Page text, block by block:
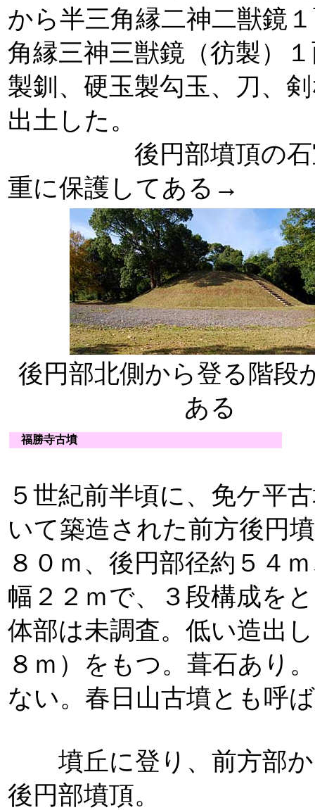
から半三角縁二神二獣鏡
角縁三神三獣鏡（彷製）
製釧、硬玉製勾玉、刀、
出土した。
後円部墳頂の石
重に保護してある→
後円部北側から登る階段
ある
福勝寺古墳
５世紀前半頃に、免ケ平
いて築造された前方後円
８０ｍ、後円部径約５４
幅２２ｍで、３段構成を
体部は未調査。低い造出
８ｍ）をもつ。葺石あり
ない。春日山古墳とも呼
墳丘に登り、前方部か
後円部墳頂。